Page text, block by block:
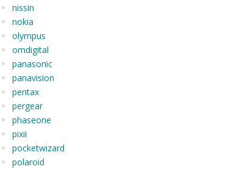
nissin
nokia
olympus
omdigital
panasonic
panavision
pentax
pergear
phaseone
pixii
pocketwizard
polaroid